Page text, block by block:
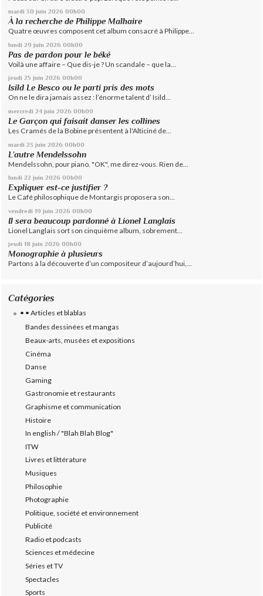
mardi 30 juin 2026 00h00
À la recherche de Philippe Malhaire
Quatre œuvres composent cet album consacré à Philippe...
lundi 29 juin 2026 00h00
Pas de pardon pour le béké
Voilà une affaire – Que dis-je ? Un scandale – que la...
jeudi 25 juin 2026 00h00
Isild Le Besco ou le parti pris des mots
On ne le dira jamais assez : l’énorme talent d’ Isild...
mercredi 24 juin 2026 00h00
Le Garçon qui faisait danser les collines
Les Cramés de la Bobine présentent à l'Alticiné de...
mardi 23 juin 2026 00h00
L’autre Mendelssohn
Mendelssohn, pour piano. "OK", me direz-vous. Rien de...
lundi 22 juin 2026 00h00
Expliquer est-ce justifier ?
Le Café philosophique de Montargis proposera son...
vendredi 19 juin 2026 00h00
Il sera beaucoup pardonné à Lionel Langlais
Lionel Langlais sort son cinquième album, sobrement...
jeudi 18 juin 2026 00h00
Monographie à plusieurs
Partons à la découverte d’un compositeur d’aujourd’hui,...
Catégories
• • Articles et blablas
Bandes dessinées et mangas
Beaux-arts, musées et expositions
Cinéma
Danse
Gaming
Gastronomie et restaurants
Graphisme et communication
Histoire
In english / "Blah Blah Blog"
ITW
Livres et littérature
Musiques
Philosophie
Photographie
Politique, société et environnement
Publicité
Radio et podcasts
Sciences et médecine
Séries et TV
Spectacles
Sports